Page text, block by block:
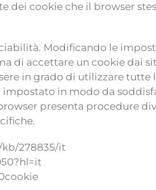
cookie che il browser
Modificando le
di accettare un cookie dai
in grado di utilizzare tutte
in modo da
presenta procedure
278835/it